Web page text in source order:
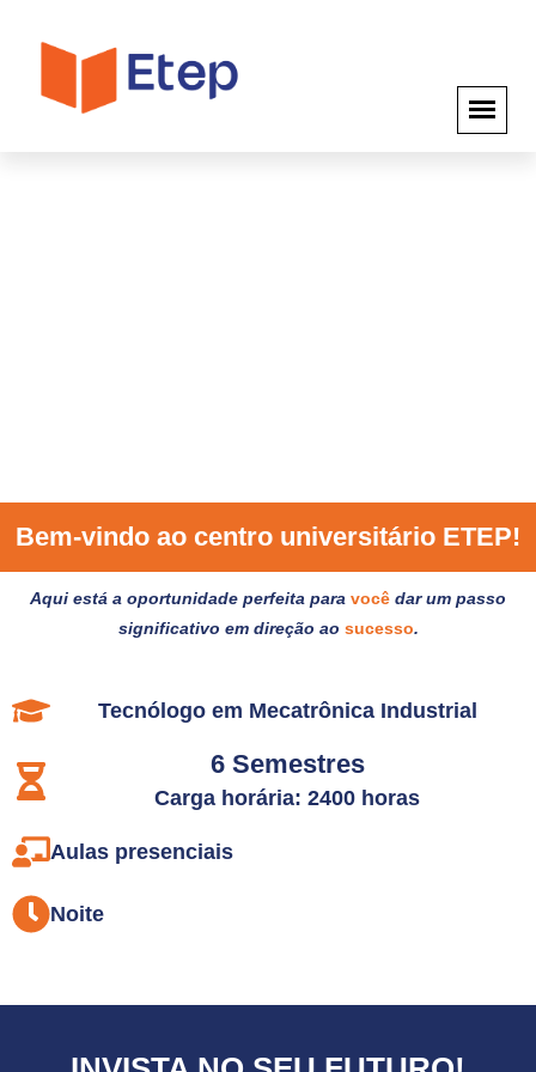
Bem-vindo ao centro universitário ETEP!
Aqui está a oportunidade perfeita para você dar um passo
significativo em direção ao sucesso.
Tecnólogo em Mecatrônica Industrial
6 Semestres
Carga horária: 2400 horas
Aulas presenciais
Noite